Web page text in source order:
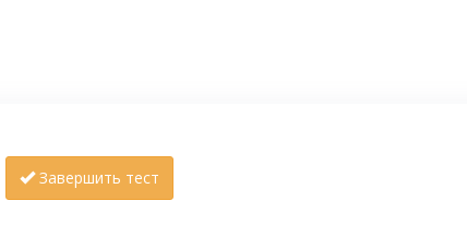
Завершить тест